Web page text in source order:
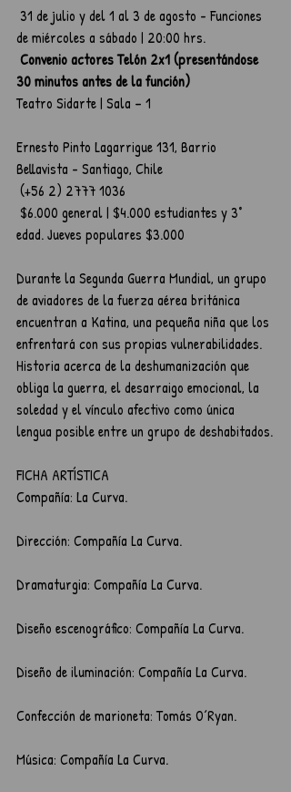
de miércoles a sábado | 20:00 hrs.
30 minutos antes de la función)
Teatro Sidarte | Sala – 1
Ernesto Pinto Lagarrigue 131, Barrio
Bellavista - Santiago, Chile
(+56 2) 2777 1036
edad. Jueves populares $3.000
Durante la Segunda Guerra Mundial, un grupo
de aviadores de la fuerza aérea británica
encuentran a Katina, una pequeña niña que los
enfrentará con sus propias vulnerabilidades.
Historia acerca de la deshumanización que
obliga la guerra, el desarraigo emocional, la
soledad y el vínculo afectivo como única
lengua posible entre un grupo de deshabitados.
FICHA ARTÍSTICA
Compañía: La Curva.
Dirección: Compañía La Curva.
Dramaturgia: Compañía La Curva.
Diseño escenográfico: Compañía La Curva.
Diseño de iluminación: Compañía La Curva.
Confección de marioneta: Tomás O´Ryan.
Música: Compañía La Curva.